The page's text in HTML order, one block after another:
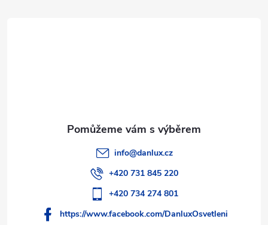
info@danlux.cz
+420 731 845 220
+420 734 274 801
https://www.facebook.com/DanluxOsvetleni